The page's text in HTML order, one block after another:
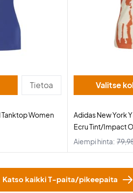
Tietoa
Women
Adidas New York
Ecru Tint/Impact
Aiempi hinta:
Katso kaikki T-paita/pikeepaita